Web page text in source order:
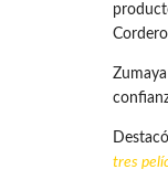
tres